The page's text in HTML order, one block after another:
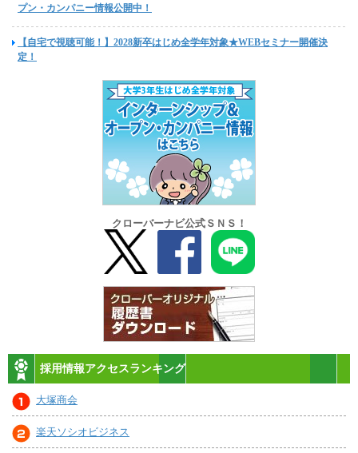
プン・カンパニー情報公開中！
【自宅で視聴可能！】2028新卒はじめ全学年対象★WEBセミナー開催決
定！
クローバーナビ公式ＳＮＳ！
採用情報アクセスランキング
大塚商会
楽天ソシオビジネス